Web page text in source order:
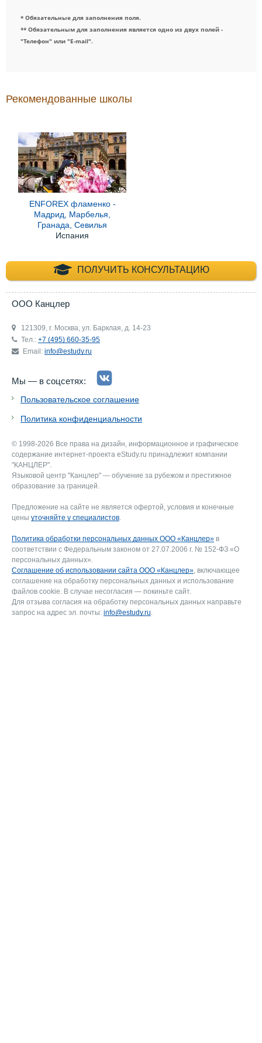
* Обязательные для заполнения поля.
** Обязательным для заполнения является одно из двух полей -
"Телефон" или "E-mail".
Рекомендованные школы
ENFOREX фламенко -
Мадрид, Марбелья,
Гранада, Севилья
Испания
ПОЛУЧИТЬ КОНСУЛЬТАЦИЮ
+7 (495) 660-35-
ООО Канцлер
121309, г. Москва, ул. Барклая, д. 14-23
Тел.: +7 (495) 660-35-95
Email: info@estudy.ru
Мы — в соцсетях:
Пользовательское соглашение
Политика конфиденциальности
© 1998-2026 Все права на дизайн, информационное и графическое
содержание интернет-проекта eStudy.ru принадлежит компании
"КАНЦЛЕР".
Языковой центр "Канцлер" — обучение за рубежом и престижное
образование за границей.
Предложение на сайте не является офертой, условия и конечные
цены уточняйте у специалистов.
Политика обработки персональных данных ООО «Канцлер» в
соответствии с Федеральным законом от 27.07.2006 г. № 152-ФЗ «О
персональных данных».
Соглашение об использовании сайта ООО «Канцлер», включающее
соглашение на обработку персональных данных и использование
файлов cookie. В случае несогласия — покиньте сайт.
Для отзыва согласия на обработку персональных данных направьте
запрос на адрес эл. почты: info@estudy.ru.